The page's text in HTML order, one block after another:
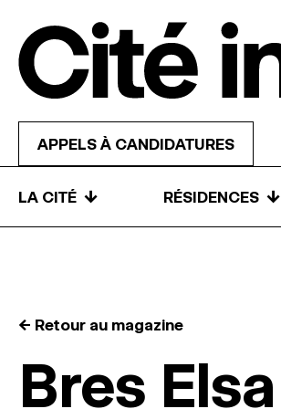
APPELS À CANDIDATURES
LA CITÉ ↓ RÉSIDENCES ↓
← Retour au magazine
Bres Elsa